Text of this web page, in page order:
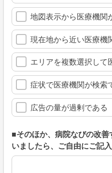
地図表示から医療機関
現在地から近い医療機
エリアを複数選択して
症状で医療機関が検索
広告の量が過剰である
■そのほか、病院なびの改
いましたら、ご自由にご記
■そのほか、病院なびの改